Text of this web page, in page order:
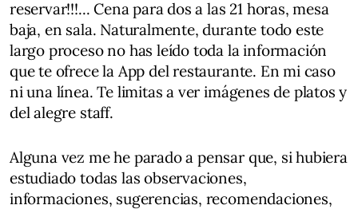
reservar!!!... Cena para dos a las 21 horas, mesa
baja, en sala. Naturalmente, durante todo este
largo proceso no has leído toda la información
que te ofrece la App del restaurante. En mi caso
ni una línea. Te limitas a ver imágenes de platos y
del alegre staff.
Alguna vez me he parado a pensar que, si hubiera
estudiado todas las observaciones,
informaciones, sugerencias, recomendaciones,